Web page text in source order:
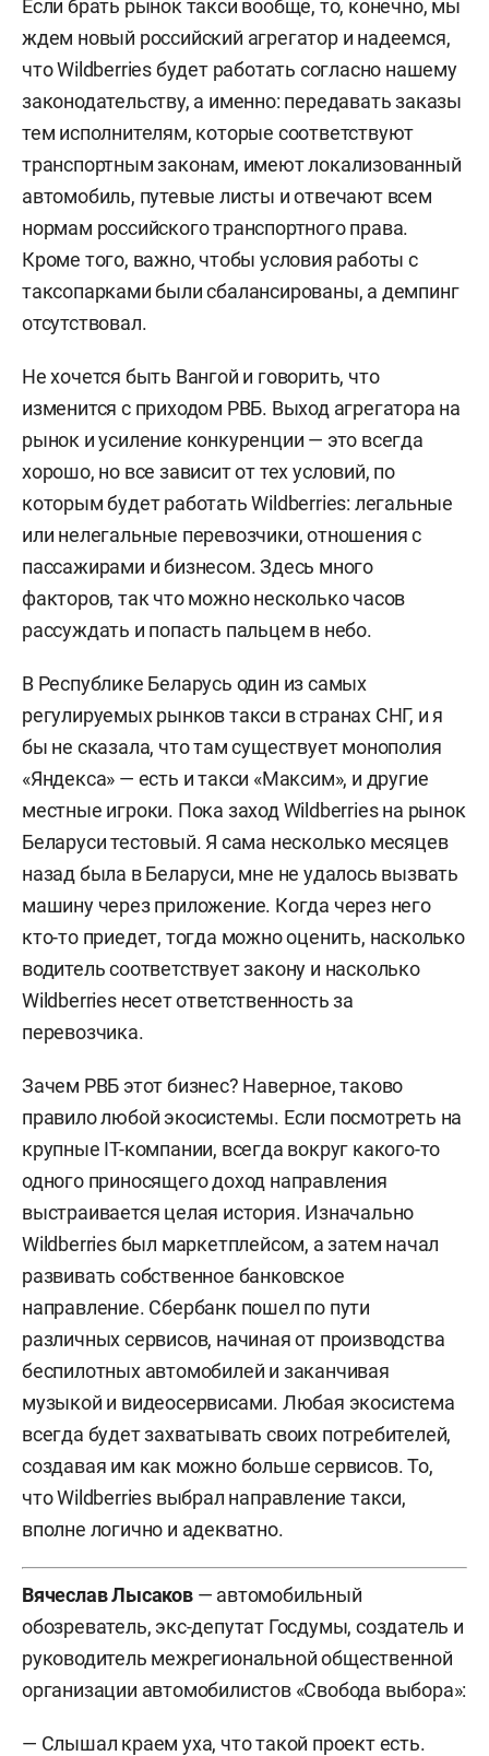
Если брать рынок такси вообще, то, конечно, мы
ждем новый российский агрегатор и надеемся,
что Wildberries будет работать согласно нашему
законодательству, а именно: передавать заказы
тем исполнителям, которые соответствуют
транспортным законам, имеют локализованный
автомобиль, путевые листы и отвечают всем
нормам российского транспортного права.
Кроме того, важно, чтобы условия работы с
таксопарками были сбалансированы, а демпинг
отсутствовал.
Не хочется быть Вангой и говорить, что
изменится с приходом РВБ. Выход агрегатора на
рынок и усиление конкуренции — это всегда
хорошо, но все зависит от тех условий, по
которым будет работать Wildberries: легальные
или нелегальные перевозчики, отношения с
пассажирами и бизнесом. Здесь много
факторов, так что можно несколько часов
рассуждать и попасть пальцем в небо.
В Республике Беларусь один из самых
регулируемых рынков такси в странах СНГ, и я
бы не сказала, что там существует монополия
«Яндекса» — есть и такси «Максим», и другие
местные игроки. Пока заход Wildberries на рынок
Беларуси тестовый. Я сама несколько месяцев
назад была в Беларуси, мне не удалось вызвать
машину через приложение. Когда через него
кто-то приедет, тогда можно оценить, насколько
водитель соответствует закону и насколько
Wildberries несет ответственность за
перевозчика.
Зачем РВБ этот бизнес? Наверное, таково
правило любой экосистемы. Если посмотреть на
крупные IT-компании, всегда вокруг какого-то
одного приносящего доход направления
выстраивается целая история. Изначально
Wildberries был маркетплейсом, а затем начал
развивать собственное банковское
направление. Сбербанк пошел по пути
различных сервисов, начиная от производства
беспилотных автомобилей и заканчивая
музыкой и видеосервисами. Любая экосистема
всегда будет захватывать своих потребителей,
создавая им как можно больше сервисов. То,
что Wildberries выбрал направление такси,
вполне логично и адекватно.
Вячеслав Лысаков— автомобильный
обозреватель, экс-депутат Госдумы, создатель и
руководитель межрегиональной общественной
организации автомобилистов «Свобода выбора»:
— Слышал краем уха, что такой проект есть.